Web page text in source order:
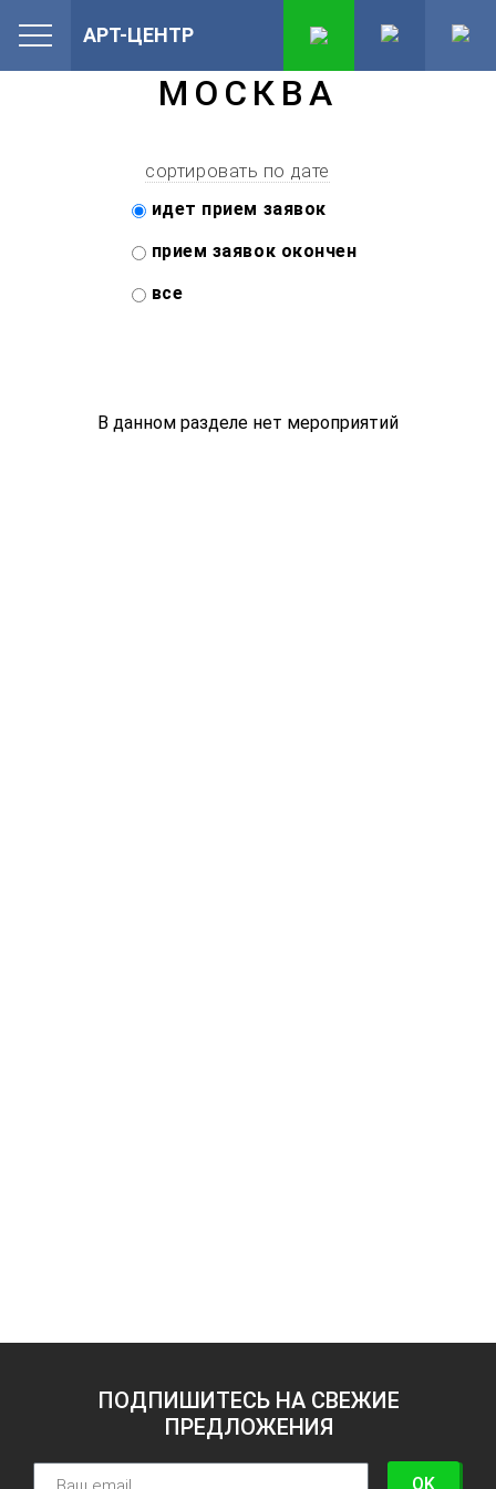
МОСКВА
сортировать по дате
идет прием заявок
прием заявок окончен
все
В данном разделе нет мероприятий
ПОДПИШИТЕСЬ НА СВЕЖИЕ
ПРЕДЛОЖЕНИЯ
OK
АРТ-ЦЕНТР